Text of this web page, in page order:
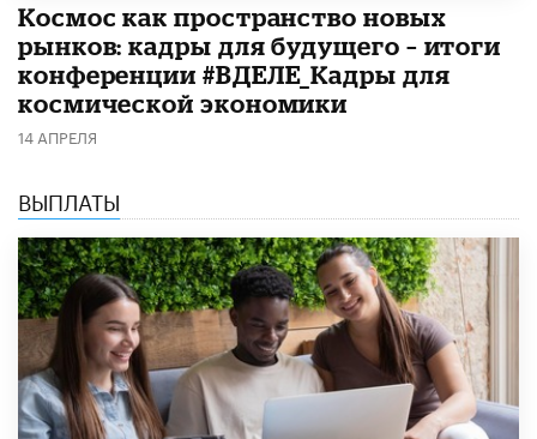
Космос как пространство новых
рынков: кадры для будущего – итоги
конференции #ВДЕЛЕ_Кадры для
космической экономики
14 АПРЕЛЯ
ВЫПЛАТЫ